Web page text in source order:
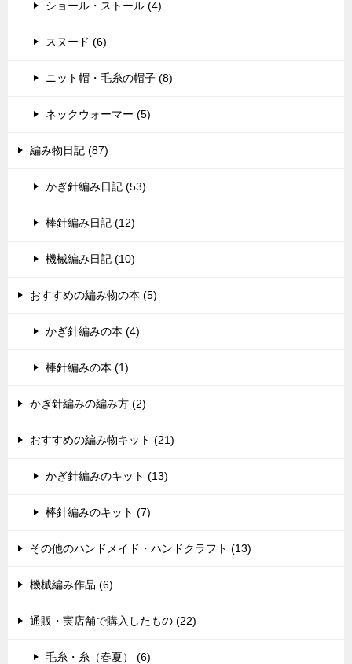
ショール・ストール (4)
スヌード (6)
ニット帽・毛糸の帽子 (8)
ネックウォーマー (5)
編み物日記 (87)
かぎ針編み日記 (53)
棒針編み日記 (12)
機械編み日記 (10)
おすすめの編み物の本 (5)
かぎ針編みの本 (4)
棒針編みの本 (1)
かぎ針編みの編み方 (2)
おすすめの編み物キット (21)
かぎ針編みのキット (13)
棒針編みのキット (7)
その他のハンドメイド・ハンドクラフト (13)
機械編み作品 (6)
通販・実店舗で購入したもの (22)
毛糸・糸（春夏） (6)